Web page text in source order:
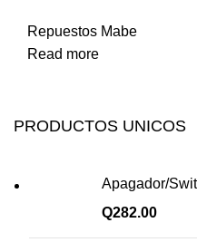
Repuestos Mabe
Read more
PRODUCTOS UNICOS
Apagador/
Q282.00